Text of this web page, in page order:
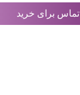
تماس برای خرید